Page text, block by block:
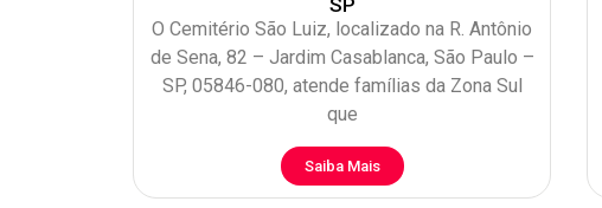
SP
O Cemitério São Luiz, localizado na R. Antônio
de Sena, 82 – Jardim Casablanca, São Paulo –
SP, 05846-080, atende famílias da Zona Sul
que
Saiba Mais